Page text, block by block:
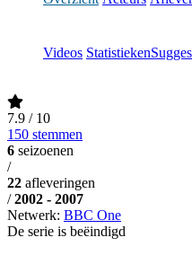
Videos Statistieken
7.9 / 10
150 stemmen
6 seizoenen
/
22 afleveringen
/ 2002 - 2007
Netwerk: BBC One
De serie is beëindigd